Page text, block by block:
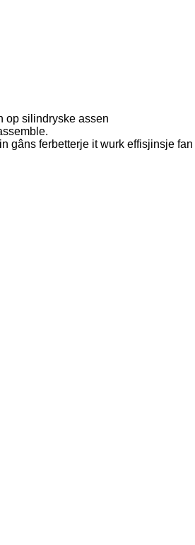
op silindryske assen
gâns ferbetterje it wurk effisjinsje